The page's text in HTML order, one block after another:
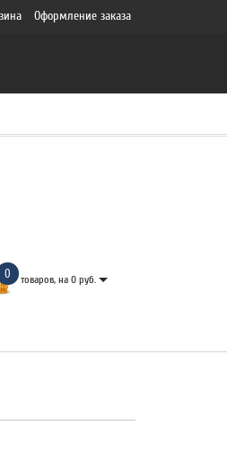
Оформление заказа
0 товаров, на 0 руб.